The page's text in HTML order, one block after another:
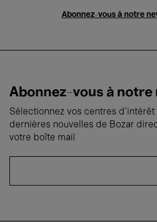
Abonnez-vous à notre
Abonnez-vous à notre
Sélectionnez vos centres d'intérêt
dernières nouvelles de Bozar
votre boîte mail